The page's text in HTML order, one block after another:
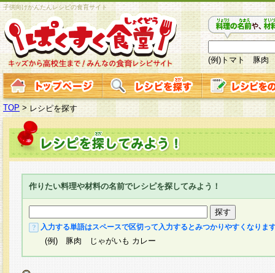
子供向けかんたんレシピの食育サイト
(例)トマト 豚肉
TOP > レシピを探す
作りたい料理や材料の名前でレシピを探してみよう！
入力する単語はスペースで区切って入力するとみつかりやすくなりま
(例) 豚肉 じゃがいも カレー